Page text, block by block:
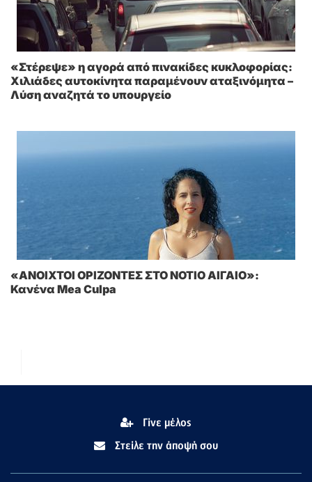
«Στέρεψε» η αγορά από πινακίδες κυκλοφορίας:
Χιλιάδες αυτοκίνητα παραμένουν αταξινόμητα –
Λύση αναζητά το υπουργείο
«ΑΝΟΙΧΤΟΙ ΟΡΙΖΟΝΤΕΣ ΣΤΟ ΝΟΤΙΟ ΑΙΓΑΙΟ»:
Κανένα Mea Culpa
Γίνε μέλος
Στείλε την άποψή σου